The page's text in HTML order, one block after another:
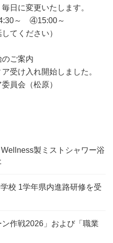
日に変更いたします。
～ ④15:00～
てください）
ご案内
受け入れ開始しました。
員会（松原）
製ミストシャワー浴
校 1学年県内進路研修を受
ン作戦2026」および「職業